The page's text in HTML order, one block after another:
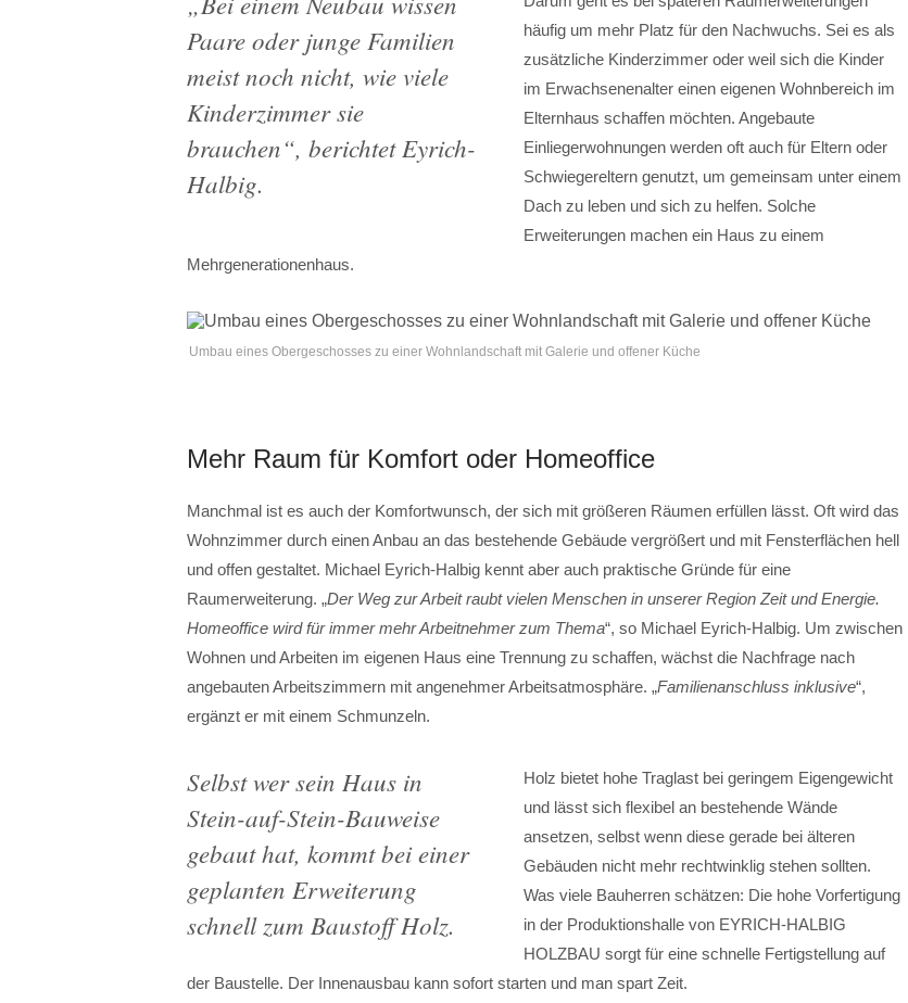
Paare oder junge Familien
meist noch nicht, wie viele
Kinderzimmer sie
brauchen“, berichtet Eyrich-
Halbig.
häufig um mehr Platz für den Nachwuchs. Sei es als
zusätzliche Kinderzimmer oder weil sich die Kinder
im Erwachsenenalter einen eigenen Wohnbereich im
Elternhaus schaffen möchten. Angebaute
Einliegerwohnungen werden oft auch für Eltern oder
Schwiegereltern genutzt, um gemeinsam unter einem
Dach zu leben und sich zu helfen. Solche
Erweiterungen machen ein Haus zu einem
Mehrgenerationenhaus.
Umbau eines Obergeschosses zu einer Wohnlandschaft mit Galerie und offener Küche
Mehr Raum für Komfort oder Homeoffice
Manchmal ist es auch der Komfortwunsch, der sich mit größeren Räumen erfüllen lässt. Oft wird das
Wohnzimmer durch einen Anbau an das bestehende Gebäude vergrößert und mit Fensterflächen hell
und offen gestaltet. Michael Eyrich-Halbig kennt aber auch praktische Gründe für eine
Raumerweiterung. „Der Weg zur Arbeit raubt vielen Menschen in unserer Region Zeit und Energie.
Homeoffice wird für immer mehr Arbeitnehmer zum Thema“, so Michael Eyrich-Halbig. Um zwischen
Wohnen und Arbeiten im eigenen Haus eine Trennung zu schaffen, wächst die Nachfrage nach
angebauten Arbeitszimmern mit angenehmer Arbeitsatmosphäre. „Familienanschluss inklusive“,
ergänzt er mit einem Schmunzeln.
Selbst wer sein Haus in
Stein-auf-Stein-Bauweise
gebaut hat, kommt bei einer
geplanten Erweiterung
schnell zum Baustoff Holz.
Holz bietet hohe Traglast bei geringem Eigengewicht
und lässt sich flexibel an bestehende Wände
ansetzen, selbst wenn diese gerade bei älteren
Gebäuden nicht mehr rechtwinklig stehen sollten.
Was viele Bauherren schätzen: Die hohe Vorfertigung
in der Produktionshalle von EYRICH-HALBIG
HOLZBAU sorgt für eine schnelle Fertigstellung auf
der Baustelle. Der Innenausbau kann sofort starten und man spart Zeit.